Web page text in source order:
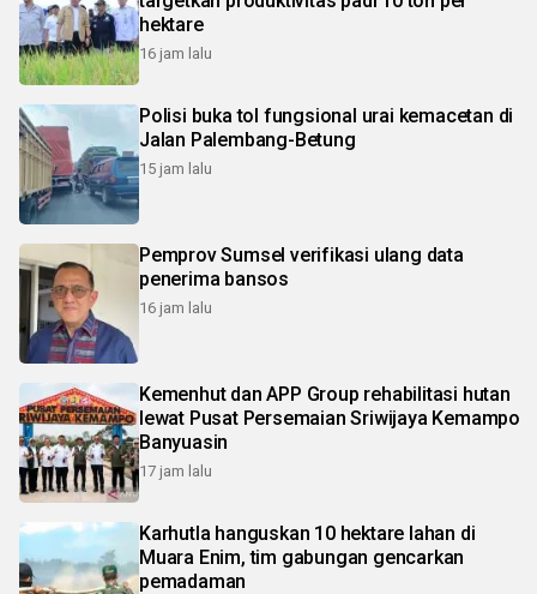
hektare
16 jam lalu
Polisi buka tol fungsional urai kemacetan di
Jalan Palembang-Betung
15 jam lalu
Pemprov Sumsel verifikasi ulang data
penerima bansos
16 jam lalu
Kemenhut dan APP Group rehabilitasi hutan
lewat Pusat Persemaian Sriwijaya Kemampo
Banyuasin
17 jam lalu
Karhutla hanguskan 10 hektare lahan di
Muara Enim, tim gabungan gencarkan
pemadaman